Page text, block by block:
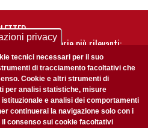
te nostre storie più rilevanti:
della nostra newsletter
privacy
tecnici necessari per il suo
di tracciamento facoltativi che
Cookie e altri strumenti di
per analisi statistiche, misure
e analisi dei comportamenti
continuerai la navigazione solo con i
consenso sui cookie facoltativi